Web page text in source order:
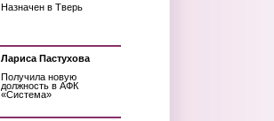
Назначен в Тверь
Лариса Пастухова
Получила новую
должность в АФК
«Система»